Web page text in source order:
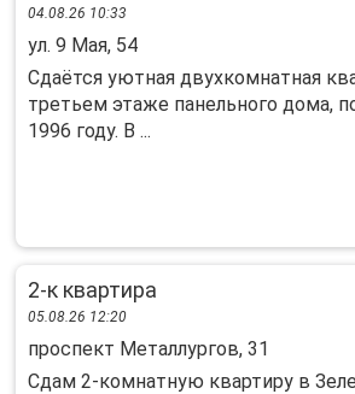
04.08.26 10:33
ул. 9 Мая, 54
Cдaётся уютнaя двуxкомнaтная
трeтьем этажe панельногo домa,
1996 году. В ...
2-к квартира
05.08.26 12:20
проспект Металлургов, 31
Сдам 2-комнатную квартиру в